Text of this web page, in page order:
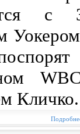
с
Кличко.